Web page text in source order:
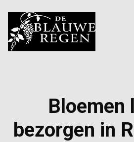
Bloemen
bezorgen in